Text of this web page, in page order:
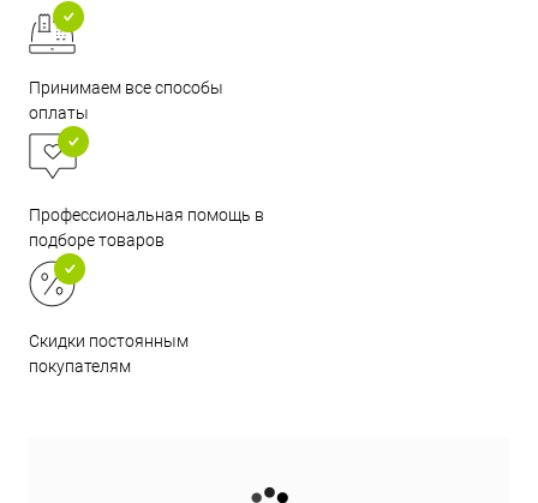
Принимаем все способы
оплаты
Профессиональная помощь в
подборе товаров
Скидки постоянным
покупателям